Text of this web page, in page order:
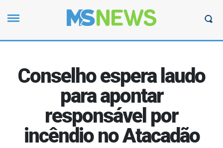
Conselho espera laudo
para apontar
responsável por
incêndio no Atacadão